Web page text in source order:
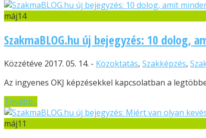
máj14
SzakmaBLOG.hu új bejegyzés: 10 dolog,
Közzétéve 2017. 05. 14. - Közoktatás, Szakképzés,
Az ingyenes OKJ képzésekkel kapcsolatban a
Tovább...
máj11